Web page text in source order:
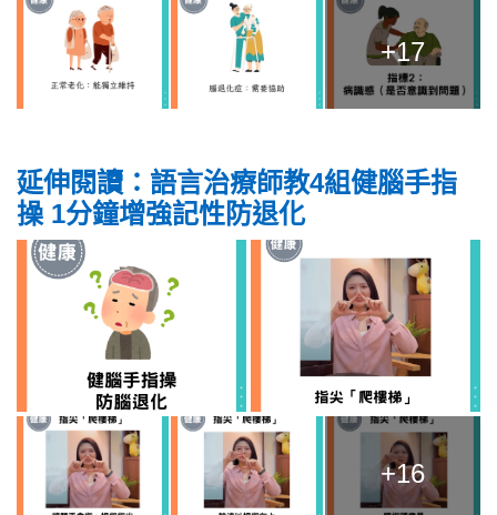
+17
延伸閱讀：語言治療師教4組健腦手指
操 1分鐘增強記性防退化
+16